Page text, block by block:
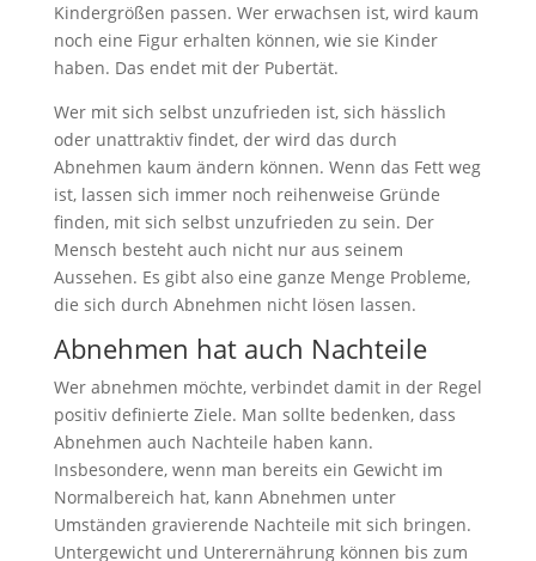
Kindergrößen passen. Wer erwachsen ist, wird kaum
noch eine Figur erhalten können, wie sie Kinder
haben. Das endet mit der Pubertät.
Wer mit sich selbst unzufrieden ist, sich hässlich
oder unattraktiv findet, der wird das durch
Abnehmen kaum ändern können. Wenn das Fett weg
ist, lassen sich immer noch reihenweise Gründe
finden, mit sich selbst unzufrieden zu sein. Der
Mensch besteht auch nicht nur aus seinem
Aussehen. Es gibt also eine ganze Menge Probleme,
die sich durch Abnehmen nicht lösen lassen.
Abnehmen hat auch Nachteile
Wer abnehmen möchte, verbindet damit in der Regel
positiv definierte Ziele. Man sollte bedenken, dass
Abnehmen auch Nachteile haben kann.
Insbesondere, wenn man bereits ein Gewicht im
Normalbereich hat, kann Abnehmen unter
Umständen gravierende Nachteile mit sich bringen.
Untergewicht und Unterernährung können bis zum